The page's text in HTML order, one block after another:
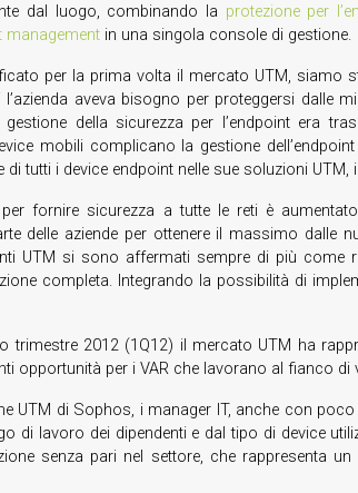
dal luogo, combinando la protezione per
managementin una singola console di gestione.
per la prima volta il mercato UTM, siamo
aveva bisogno per proteggersi dalle
gestione della sicurezza per l’endpoint era
mobili complicano la gestione
tutti i device endpoint nelle sue soluzioni UTM,
per fornire sicurezza a tutte le reti è
delle aziende per ottenere il massimo dalle
UTM si sono affermati sempre di più come
completa. Integrando la possibilità di
2012 (1Q12) il mercato UTM ha
opportunità per i VAR che lavorano al fianco
UTM di Sophos, i manager IT, anche con
di lavoro dei dipendenti e dal tipo di device
senza pari nel settore, che rappresenta